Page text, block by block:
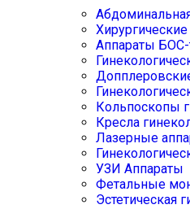
Аппараты БОС-
Кольпоскопы
Кресла
Лазерные
УЗИ Аппараты
Фетальные
Эстетическая